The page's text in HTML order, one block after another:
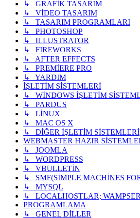
↳ GRAFİK TASARIM
↳ VİDEO TASARIM
↳ TASARIM PROGRAMLARI
↳ PHOTOSHOP
↳ ILLUSTRATOR
↳ FIREWORKS
↳ AFTER EFFECTS
↳ PREMİERE PRO
↳ YARDIM
İŞLETİM SİSTEMLERİ
↳ WİNDOWS İŞLETİM
↳ PARDUS
↳ LİNUX
↳ MAC OS X
↳ DİĞER İŞLETİM SİSTEMLERİ
WEBMASTER HAZIR
↳ JOOMLA
↳ WORDPRESS
↳ VBULLETİN
↳ SMF(SİMPLE MACHİNES
↳ MYSQL
↳ LOCALHOSTLAR;
PROGRAMLAMA
↳ GENEL DİLLER